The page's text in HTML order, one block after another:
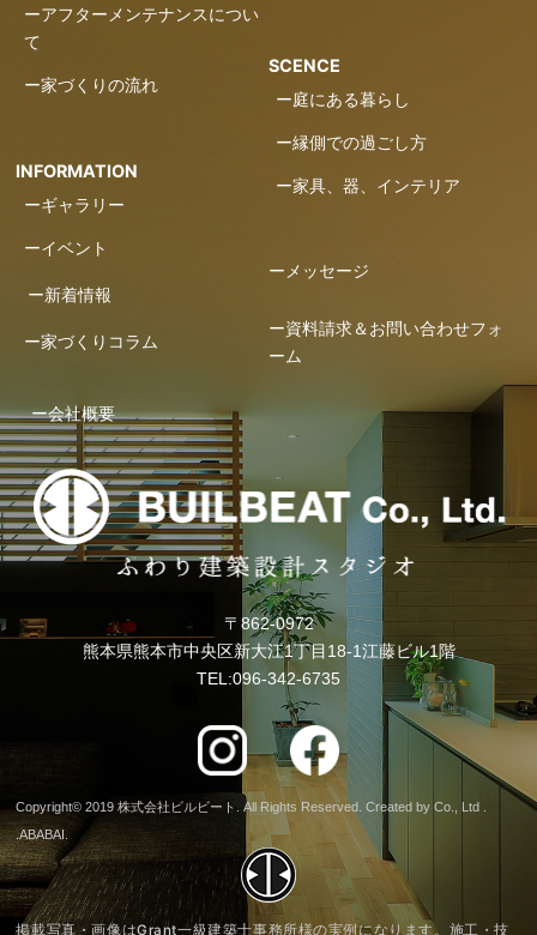
ーアフターメンテナンスについ
て
ー家づくりの流れ
SCENCE
ー庭にある暮らし
ー縁側での過ごし方
ー家具、器、インテリア
INFORMATION
ーギャラリー
ーイベント
ー新着情報
ー家づくりコラム
ーメッセージ
ー資料請求＆お問い合わせフォ
ーム
ー会社概要
〒862-0972
熊本県熊本市中央区新大江1丁目18-1江藤ビル1階
TEL:096-342-6735
Copyright© 2019 株式会社ビルビート. All Rights Reserved. Created by Co., Ltd .
.ABABAI.
掲載写真・画像はGrant一級建築士事務所様の実例になります。 施工・技